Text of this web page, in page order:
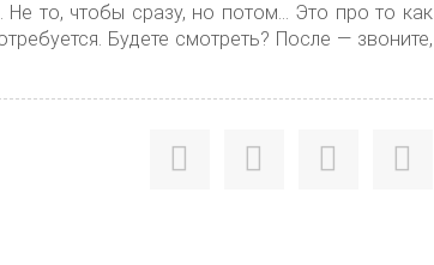
то, чтобы сразу, но потом… Это про то как
Будете смотреть? После — звоните,